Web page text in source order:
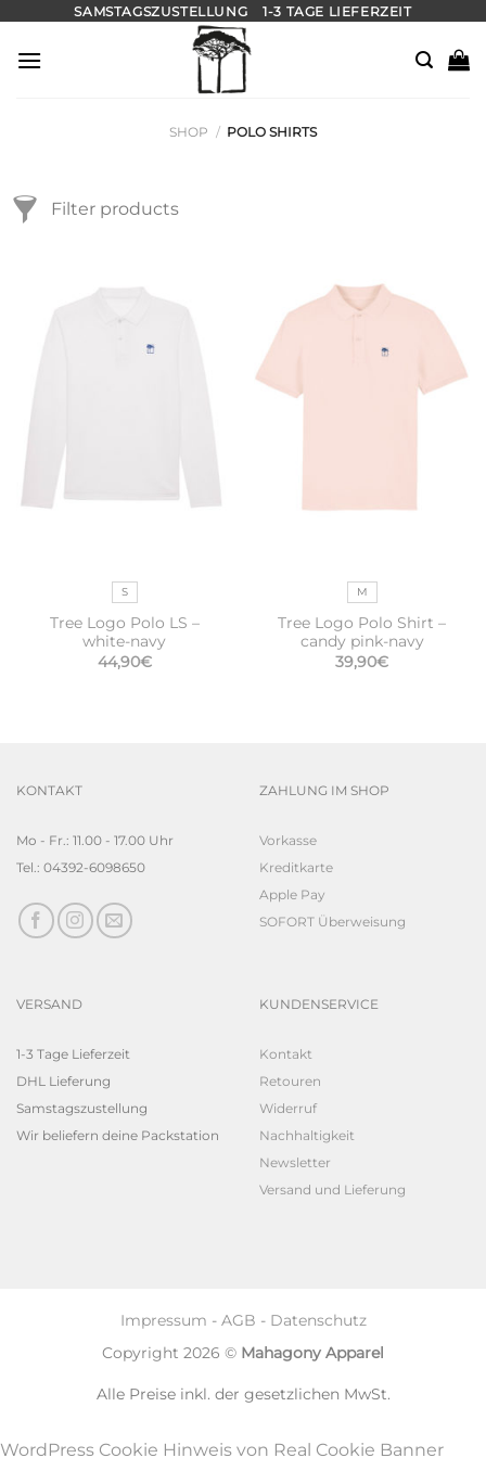
springen
SAMSTAGSZUSTELLUNG 1-3 TAGE LIEFERZEIT
SHOP / POLO SHIRTS
Filter products
Sortierung
S
Tree Logo Polo LS –
white-navy
44,90€
M
Tree Logo Polo Shirt –
candy pink-navy
39,90€
KONTAKT
Mo - Fr.: 11.00 - 17.00 Uhr
Tel.: 04392-6098650
ZAHLUNG IM SHOP
Vorkasse
Kreditkarte
Apple Pay
SOFORT Überweisung
VERSAND
1-3 Tage Lieferzeit
DHL Lieferung
Samstagszustellung
Wir beliefern deine Packstation
KUNDENSERVICE
Kontakt
Retouren
Widerruf
Nachhaltigkeit
Newsletter
Versand und Lieferung
Impressum - AGB - Datenschutz
Copyright 2026 © Mahagony Apparel
Alle Preise inkl. der gesetzlichen MwSt.
WordPress Cookie Hinweis von Real Cookie Banner